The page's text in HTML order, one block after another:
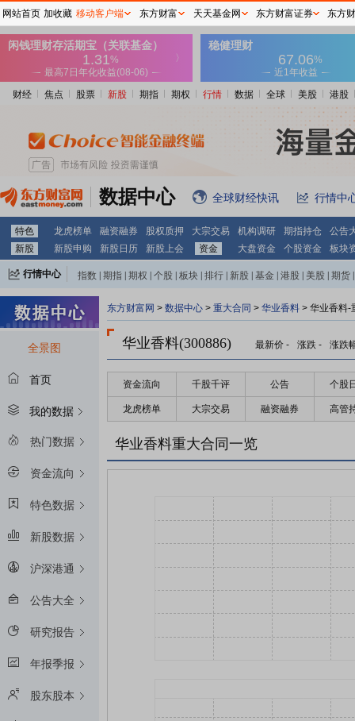
财经 焦点 股票 新股 期指 期权 行情 数据 全球 美股 港股
数据中心 全球财经快讯 行情中
特色 龙虎榜单 融资融券 股权质押 大宗交易 机构调研 期指持仓
公告
新股
新股申购 新股日历 新股上会 资金 大盘资金 个股资金 板块
行情中心 指数 期指 期权 个股 板块 排行 新股 基金 港股 美股 期货
全景图
首页
我的数据
热门数据
资金流向
特色数据
新股数据
沪深港通
公告大全
研究报告
年报季报
股东股本
东方财富网 > 数据中心 > 重大合同 > 华业香料 > 华业香料-
华业香料(300886) 最新价 - 涨跌 - 涨跌
资金流向 千股千评 公告 个股
龙虎榜单 大宗交易 融资融券 高管
华业香料重大合同一览
网站首页 加收藏 移动客户端 东方财富 天天基金网 东方财富证券 东方